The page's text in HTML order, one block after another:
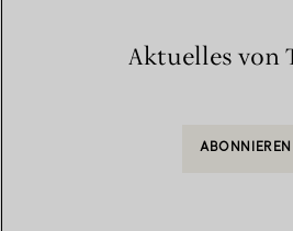
Aktuelles von
ABONNIEREN